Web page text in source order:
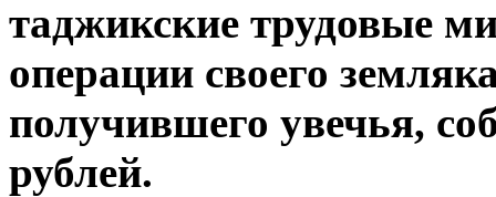
таджикские трудовые
операции своего
получившего увечья,
рублей.